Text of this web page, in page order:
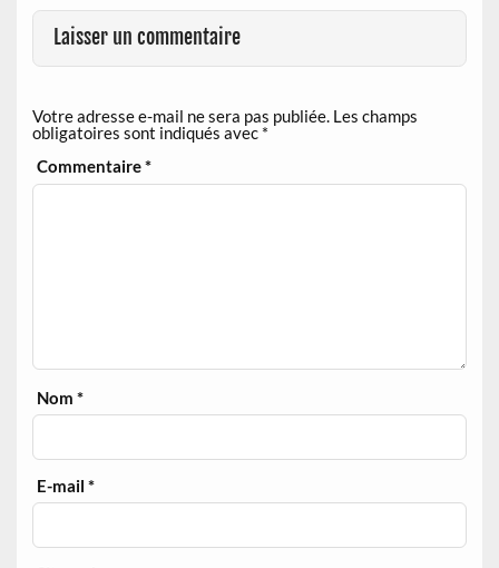
Laisser un commentaire
Votre adresse e-mail ne sera pas publiée. Les champs
obligatoires sont indiqués avec *
Commentaire*
Nom*
E-mail*